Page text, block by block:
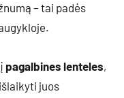
– tai padės
pagalbines lenteles,
juos